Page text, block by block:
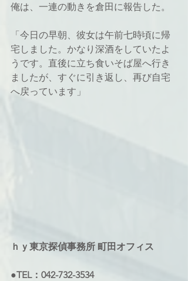
俺は、一連の動きを倉田に報告した。
「今日の早朝、彼女は午前七時頃に帰
宅しました。かなり深酒をしていたよ
うです。直後に立ち食いそば屋へ行き
ましたが、すぐに引き返し、再び自宅
へ戻っています」
ｈｙ東京探偵事務所 町田オフィス
●TEL：042-732-3534